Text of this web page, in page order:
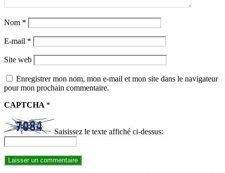
Nom *
E-mail *
Site web
Enregistrer mon nom, mon e-mail et mon site dans le navigateur
pour mon prochain commentaire.
CAPTCHA *
Saisissez le texte affiché ci-dessus: